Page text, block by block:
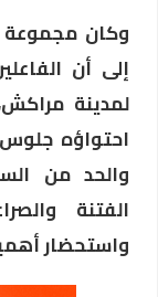
وكان مجموعة
إلى أن
لمدينة
احتواؤه جلوس
والحد من
الفتنة
واستحضار